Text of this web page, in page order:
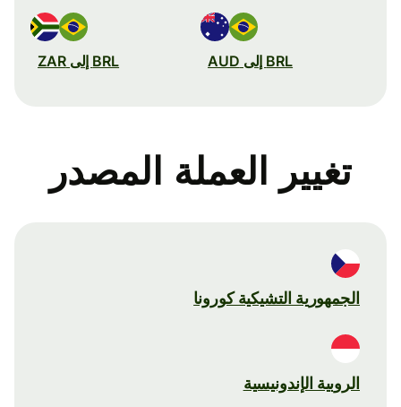
BRL إلى AUD BRL إلى ZAR
تغيير العملة المصدر
الجمهورية التشيكية كورونا
الروبية الإندونيسية